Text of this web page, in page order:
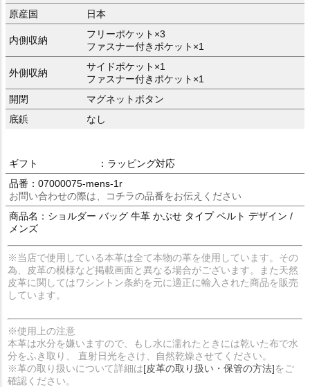
原産国 日本
内側収納
フリーポケット×3
ファスナー付きポケット×1
外側収納
サイドポケット×1
ファスナー付きポケット×1
開閉
マグネットボタン
底鋲
なし
ギフト
：ラッピング対応
品番：07000075-mens-1r
お問い合わせの際は、コチラの品番をお伝えください
商品名：ショルダー バッグ 牛革 かぶせ タイプ ベルト デザイン /
メンズ
※当店で使用している本革は全て本物の革を使用しています。その
為、皮革の模様など掲載画面と異なる場合がございます。また天然
皮革に関してはワシントン条約を元に適正に輸入された商品を販売
しています。
※使用上の注意
本革は水分を嫌いますので、もし水に濡れたときには乾いた布で水
分をふき取り、 直射日光をさけ、自然乾燥させてください。
※革の取り扱いについて詳細は[皮革の取り扱い・保管の方法]をご
確認ください。